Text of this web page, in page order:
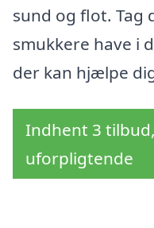
sund og flot. Tag
smukkere have i
der kan hjælpe
Indhent 3
uforpligtende